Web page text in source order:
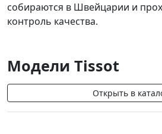
собираются в Швейцарии и
контроль качества.
Модели Tissot
Открыть в